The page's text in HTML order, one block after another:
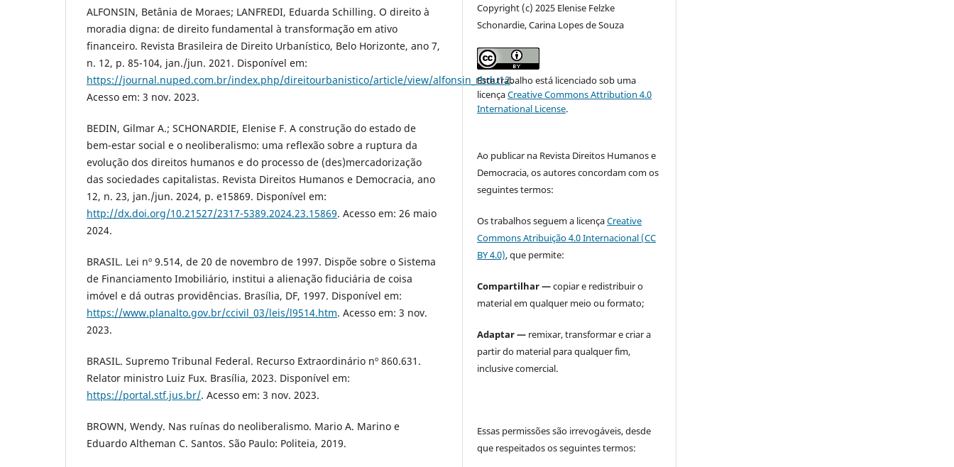
ALFONSIN, Betânia de Moraes; LANFREDI, Eduarda Schilling. O direito à
moradia digna: de direito fundamental à transformação em ativo
financeiro. Revista Brasileira de Direito Urbanístico, Belo Horizonte, ano 7,
n. 12, p. 85-104, jan./jun. 2021. Disponível em:
https://journal.nuped.com.br/index.php/direitourbanistico/article/view/alfonsin_rbdu12.
Acesso em: 3 nov. 2023.
BEDIN, Gilmar A.; SCHONARDIE, Elenise F. A construção do estado de
bem-estar social e o neoliberalismo: uma reflexão sobre a ruptura da
evolução dos direitos humanos e do processo de (des)mercadorização
das sociedades capitalistas. Revista Direitos Humanos e Democracia, ano
12, n. 23, jan./jun. 2024, p. e15869. Disponível em:
http://dx.doi.org/10.21527/2317-5389.2024.23.15869. Acesso em: 26 maio
2024.
BRASIL. Lei nº 9.514, de 20 de novembro de 1997. Dispõe sobre o Sistema
de Financiamento Imobiliário, institui a alienação fiduciária de coisa
imóvel e dá outras providências. Brasília, DF, 1997. Disponível em:
https://www.planalto.gov.br/ccivil_03/leis/l9514.htm. Acesso em: 3 nov.
2023.
BRASIL. Supremo Tribunal Federal. Recurso Extraordinário nº 860.631.
Relator ministro Luiz Fux. Brasília, 2023. Disponível em:
https://portal.stf.jus.br/. Acesso em: 3 nov. 2023.
BROWN, Wendy. Nas ruínas do neoliberalismo. Mario A. Marino e
Eduardo Altheman C. Santos. São Paulo: Politeia, 2019.
Copyright (c) 2025 Elenise Felzke
Schonardie, Carina Lopes de Souza
Este trabalho está licenciado sob uma
licençaCreative Commons Attribution 4.0
International License.
Ao publicar na Revista Direitos Humanos e
Democracia, os autores concordam com os
seguintes termos:
Os trabalhos seguem a licençaCreative
Commons Atribuição 4.0 Internacional (CC
BY 4.0), que permite:
Compartilhar —copiar e redistribuir o
material em qualquer meio ou formato;
Adaptar — remixar, transformar e criar a
partir do material para qualquer fim,
inclusive comercial.
Essas permissões são irrevogáveis, desde
que respeitados os seguintes termos: